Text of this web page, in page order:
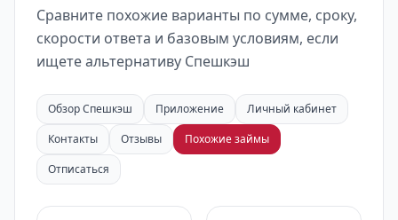
Сравните похожие варианты по сумме, сроку,
скорости ответа и базовым условиям, если
ищете альтернативу Спешкэш
Обзор Спешкэш Приложение
Личный кабинет
Контакты
Отзывы
Похожие займы
Отписаться